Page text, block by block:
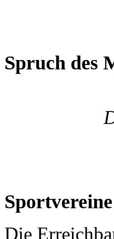
Spruch des
Sportvereine
Die